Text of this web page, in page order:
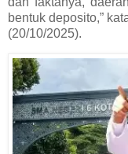
bentuk deposito,”
(20/10/2025).